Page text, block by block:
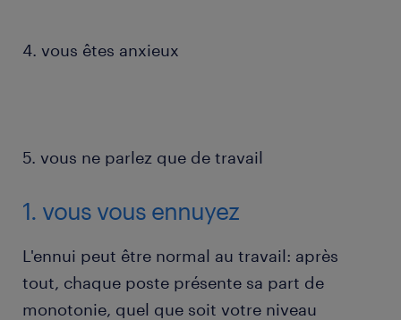
4. vous êtes anxieux
5. vous ne parlez que de travail
1. vous vous ennuyez
L'ennui peut être normal au travail: après
tout, chaque poste présente sa part de
monotonie, quel que soit votre niveau